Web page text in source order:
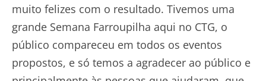
muito felizes com o resultado. Tivemos uma
grande Semana Farroupilha aqui no CTG, o
público compareceu em todos os eventos
propostos, e só temos a agradecer ao público e